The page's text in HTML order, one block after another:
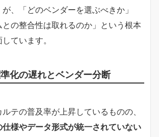
、「どのベンダーを選ぶべきか」
との整合性は取れるのか」という根本
ています。
化の遅れとベンダー分断
テの普及率が上昇しているものの、
様やデータ形式が統一されていない